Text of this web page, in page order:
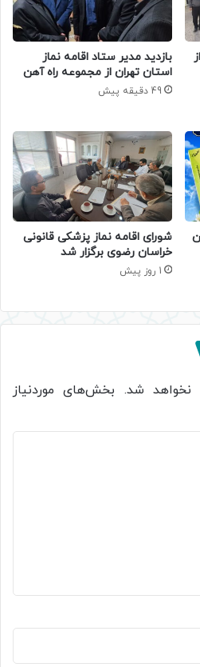
بازدید مدیر ستاد اقامه نماز
استان تهران از مجموعه راه آهن
49 دقیقه پیش
شورای اقامه نماز پزشکی قانونی
خراسان رضوی برگزار شد
1 روز پیش
نخواهد شد. بخش‌های موردنیاز